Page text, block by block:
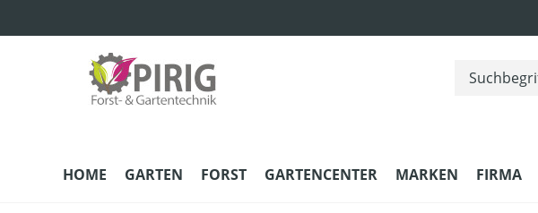
HOME GARTEN FORST GARTENCENTER MARKEN FIRMA